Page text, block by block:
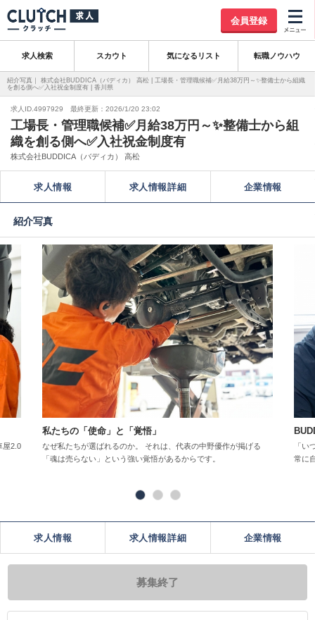
会員登録
求人検索 スカウト 気になるリスト 転職ノウハウ
紹介写真｜ 株式会社BUDDICA（バディカ） 高松 | 工場長・管理職候補✅月給38万円～✨整備士から組織
を創る側へ✅入社祝金制度有 | 香川県
求人ID.4997929 最終更新：2026/1/20 23:02
工場長・管理職候補✅月給38万円～✨整備士から組
織を創る側へ✅入社祝金制度有
株式会社BUDDICA（バディカ） 高松
求人情報 求人情報詳細 企業情報
紹介写真
屋2.0
私たちの「使命」と「覚悟」
なぜ私たちが選ばれるのか。 それは、代表の中野優作が掲げる
「魂は売らない」という強い覚悟があるからです。
「い
常に
求人情報 求人情報詳細 企業情報
募集終了